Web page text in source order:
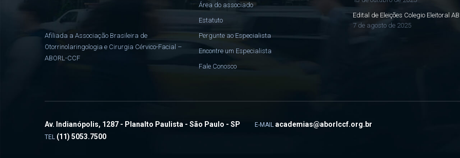
Afiliada a Associação Brasileira de
Otorrinolaringologia e Cirurgia Cérvico-Facial –
ABORL-CCF
Área do associado
Estatuto
Pergunte ao Especialista
Encontre um Especialista
Fale Conosco
Edital de Eleições Colegio Eleitoral
7 de agosto de 2025
Av. Indianópolis, 1287 - Planalto Paulista - São Paulo - SP E-MAIL academias@aborlccf.org.br
TEL (11) 5053.7500